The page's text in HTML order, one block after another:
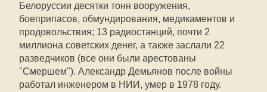
Белоруссии десятки тонн вооружения,
боеприпасов, обмундирования, медикаментов и
продовольствия; 13 радиостанций, почти 2
миллиона советских денег, а также заслали 22
разведчиков (все они были арестованы
"Смершем"). Александр Демьянов после войны
работал инженером в НИИ, умер в 1978 году.